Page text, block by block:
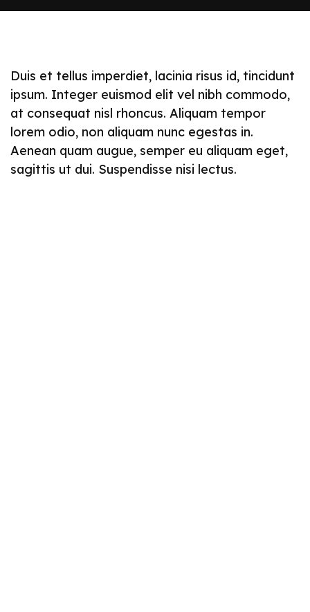
Duis et tellus imperdiet, lacinia risus id, tincidunt
ipsum. Integer euismod elit vel nibh commodo,
at consequat nisl rhoncus. Aliquam tempor
lorem odio, non aliquam nunc egestas in.
Aenean quam augue, semper eu aliquam eget,
sagittis ut dui. Suspendisse nisi lectus.